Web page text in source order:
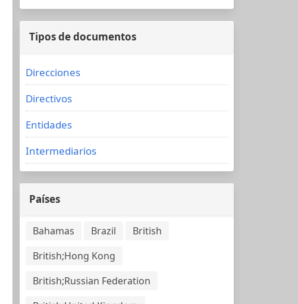
Tipos de documentos
Direcciones
Directivos
Entidades
Intermediarios
Países
Bahamas Brazil
British
British;Hong Kong
British;Russian Federation